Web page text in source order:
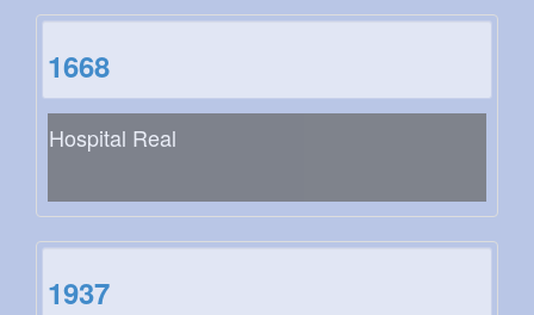
1668
Hospital Real
1937